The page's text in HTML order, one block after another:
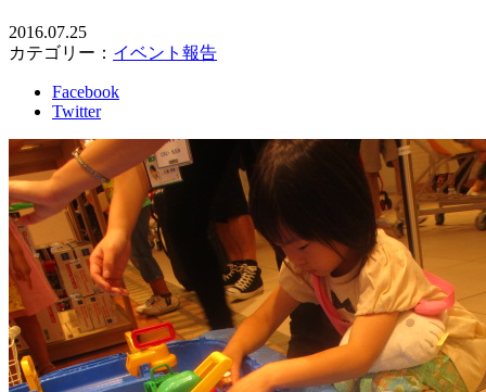
2016.07.25
カテゴリー： イベント報告
Facebook
Twitter